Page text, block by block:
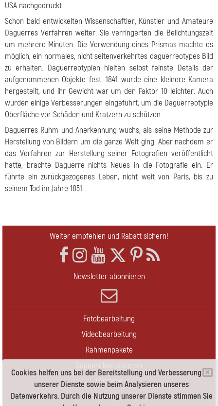
Cookies helfen uns bei der Bereitstellung und Verbesserung
unserer Dienste sowie beim Analysieren unseres
Datenverkehrs. Durch die Nutzung unserer Dienste stimmen Sie
USA nachgedruckt.
Schon bald entwickelten Wissenschaftler, Künstler und Amateure
Daguerres Verfahren weiter. Sie verringerten die Belichtungszeit
um mehrere Minuten. Die Verwendung eines Prismas machte es
möglich, ein normales, nicht seitenverkehrtes daguerreotypes Bild
zu erhalten. Daguerreotypien hielten selbst feinste Details der
aufgenommenen Objekte fest. 1841 wurde eine kleinere Kamera
hergestellt, und ihr Gewicht war um den Faktor 10 leichter. Auch
wurden einige Verbesserungen eingeführt, um die Daguerreotypie
Oberfläche vor Schäden und Kratzern zu schützen.
Daguerres Ruhm und Anerkennung wuchs, als seine Methode zur
Herstellung von Bildern um die ganze Welt ging. Aber nachdem er
das Verfahren zur Herstellung seiner Fotografien veröffentlicht
hatte, brachte Daguerre nichts Neues in die Fotografie ein. Er
führte ein zurückgezogenes Leben, nicht weit von Paris, bis zu
seinem Tod im Jahre 1851.
Weiter empfehlen und Rabatt sichern!
Newsletter abonnieren
Fotobearbeitung
Videobearbeitung
Rahmenpakete
Upgrade
Kontakt